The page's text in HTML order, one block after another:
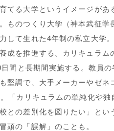
てる大学というイメージがあ
ものつくり大学（神本武征
して生れた4年制の私立大学
成を推進する。カリキュラム
間と長期間実施する。教員
堅調で、大手メーカーやゼ
「カリキュラムの単純化や
との差別化を図りたい」と
頭の「誤解」のことも。